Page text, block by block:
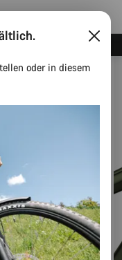
oder in diesem